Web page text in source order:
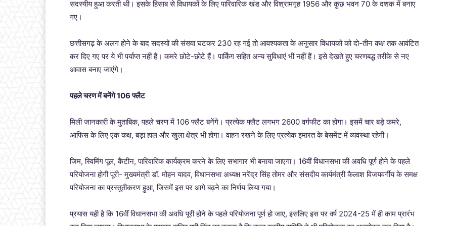
सदस्यीय हुआ करती थी। इसके हिसाब से विधायकों के लिए पारिवारिक खंड और विश्रामगृह 1956 और कुछ भवन 70 के दशक में बनाए
गए।
छत्तीसगढ़ के अलग होने के बाद सदस्यों की संख्या घटकर 230 रह गई तो आवश्यकता के अनुसार विधायकों को दो-तीन कक्ष तक आवंटित
कर दिए गए पर ये भी पर्याप्त नहीं हैं। कमरे छोटे-छोटे हैं। पार्किंग सहित अन्य सुविधाएं भी नहीं हैं। इसे देखते हुए चरणबद्ध तरीके से नए
आवास बनाए जाएंगे।
पहले चरण में बनेंगे 106 फ्लैट
मिली जानकारी के मुताबिक, पहले चरण में 106 फ्लैट बनेंगे। प्रत्येक फ्लैट लगभग 2600 वर्गफीट का होगा। इसमें चार बड़े कमरे,
आफिस के लिए एक कक्ष, बड़ा हाल और खुला क्षेत्र भी होगा। वाहन रखने के लिए प्रत्येक इमारत के बेसमेंट में व्यवस्था रहेगी।
जिम, स्विमिंग पूल, कैंटीन, पारिवारिक कार्यक्रम करने के लिए सभागार भी बनाया जाएगा। 16वीं विधानसभा की अवधि पूर्ण होने के पहले
परियोजना होगी पूरी- मुख्यमंत्री डॉ. मोहन यादव, विधानसभा अध्यक्ष नरेंद्र सिंह तोमर और संसदीय कार्यमंत्री कैलाश विजयवर्गीय के समक्ष
परियोजना का प्रस्तुतीकरण हुआ, जिसमें इस पर आगे बढ़ने का निर्णय लिया गया।
प्रयास यही है कि 16वीं विधानसभा की अवधि पूरी होने के पहले परियोजना पूर्ण हो जाए, इसलिए इस पर वर्ष 2024-25 में ही काम प्रारंभ